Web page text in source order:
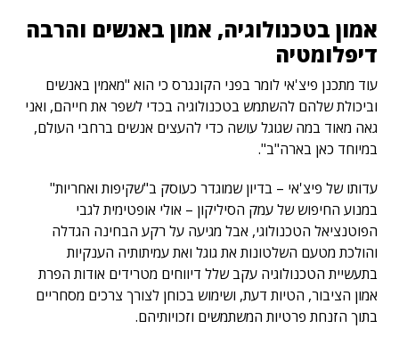
אמון בטכנולוגיה, אמון באנשים והרבה
דיפלומטיה
עוד מתכנן פיצ'אי לומר בפני הקונגרס כי הוא "מאמין באנשים
וביכולת שלהם להשתמש בטכנולוגיה בכדי לשפר את חייהם, ואני
גאה מאוד במה שגוגל עושה כדי להעצים אנשים ברחבי העולם,
במיוחד כאן בארה"ב".
עדותו של פיצ'אי – בדיון שמוגדר כעוסק ב"שקיפות ואחריות"
במנוע החיפוש של עמק הסיליקון – אולי אופטימית לגבי
הפוטנציאל הטכנולוגי, אבל מגיעה על רקע הבחינה הגדלה
והולכת מטעם השלטונות את גוגל ואת עמיתותיה הענקיות
בתעשיית הטכנולוגיה עקב שלל דיווחים מטרידים אודות הפרת
אמון הציבור, הטיות דעת, ושימוש בכוחן לצורך צרכים מסחריים
בתוך הזנחת פרטיות המשתמשים וזכויותיהם.